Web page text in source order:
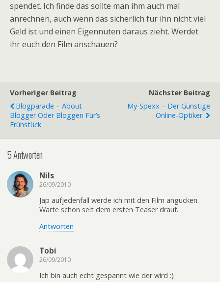
spendet. Ich finde das sollte man ihm auch mal
anrechnen, auch wenn das sicherlich für ihn nicht viel
Geld ist und einen Eigennuten daraus zieht. Werdet
ihr euch den Film anschauen?
Vorheriger Beitrag
Blogparade – About
Blogger Oder Bloggen Für’s
Frühstück
Nächster Beitrag
My-Spexx – Der Günstige
Online-Optiker
5 Antworten
Nils
26/09/2010
Jap aufjedenfall werde ich mit den Film angucken.
Warte schon seit dem ersten Teaser drauf.
Antworten
Tobi
26/09/2010
Ich bin auch echt gespannt wie der wird :)